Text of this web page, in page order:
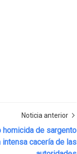
Noticia anterior
homicida de sargento
intensa cacería de las